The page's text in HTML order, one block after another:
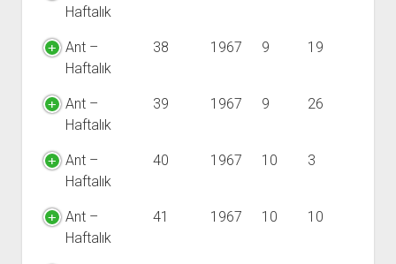
Haftalık
Ant –
Haftalık
38 1967 9 19
Ant –
Haftalık
39 1967 9 26
Ant –
Haftalık
40 1967 10 3
Ant –
Haftalık
41 1967 10 10